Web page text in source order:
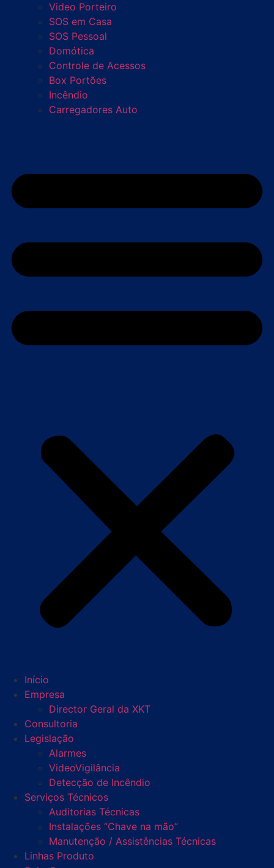
Video Porteiro
SOS em Casa
SOS Pessoal
Domótica
Controle de Acessos
Box Portões
Incêndio
Carregadores Auto
Início
Empresa
Director Geral da XKT
Consultoria
Legislação
Alarmes
VideoVigilância
Detecção de Incêndio
Serviços Técnicos
Auditorias Técnicas
Instalações “Chave na mão”
Manutenção / Assistências Técnicas
Linhas Produto